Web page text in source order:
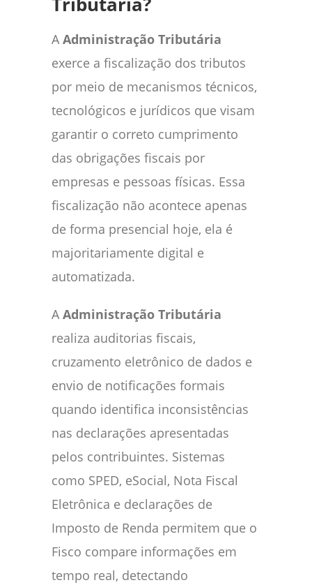
AAdministração Tributária
exerce a fiscalização dos tributos
por meio de mecanismos técnicos,
tecnológicos e jurídicos que visam
garantir o correto cumprimento
das obrigações fiscais por
empresas e pessoas físicas. Essa
fiscalização não acontece apenas
de forma presencial hoje, ela é
majoritariamente digital e
automatizada.
AAdministração Tributária
realiza auditorias fiscais,
cruzamento eletrônico de dados e
envio de notificações formais
quando identifica inconsistências
nas declarações apresentadas
pelos contribuintes. Sistemas
como SPED, eSocial, Nota Fiscal
Eletrônica e declarações de
Imposto de Renda permitem que o
Fisco compare informações em
tempo real, detectando